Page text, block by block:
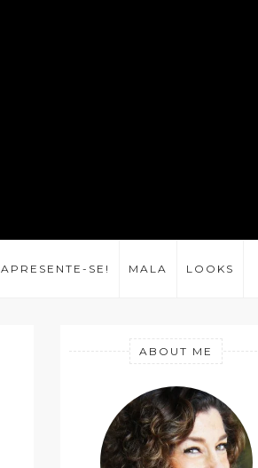
APRESENTE-SE! MALA LOOKS
ABOUT ME